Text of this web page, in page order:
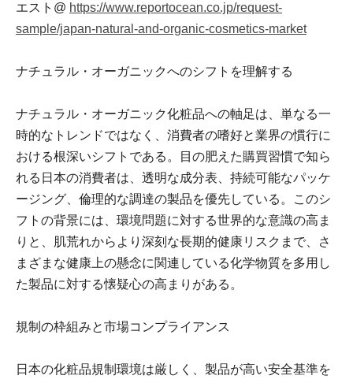
エスト@ https://www.reportocean.co.jp/request-
sample/japan-natural-and-organic-cosmetics-market
ナチュラル・オーガニックへのシフトを理解する
ナチュラル・オーガニック化粧品への軸足は、単なる一
時的なトレンドではなく、消費者の嗜好と業界の慣行に
おける根深いシフトである。目の肥えた購買習慣で知ら
れる日本の消費者は、透明な成分表、持続可能なパッケ
ージング、倫理的な調達の製品を優先している。このシ
フトの背景には、環境問題に対する世界的な意識の高ま
りと、肌荒れからより深刻な長期的健康リスクまで、さ
まざまな健康上の懸念に関連している化学物質を多用し
た製品に対する懐疑心の高まりがある。
規制の枠組みと市場コンプライアンス
日本の化粧品規制環境は厳しく、製品が高い安全基準を